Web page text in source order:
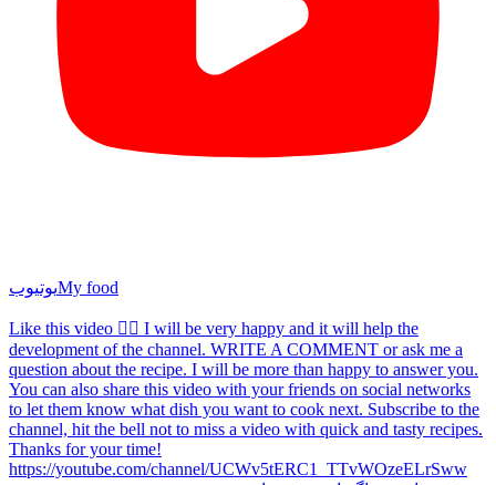
یوتیوبMy food
Like this video 👍🏼 I will be very happy and it will help the
development of the channel. WRITE A COMMENT or ask me a
question about the recipe. I will be more than happy to answer you.
You can also share this video with your friends on social networks
to let them know what dish you want to cook next. Subscribe to the
channel, hit the bell not to miss a video with quick and tasty recipes.
Thanks for your time!
https://youtube.com/channel/UCWv5tERC1_TTvWOzeELrSww